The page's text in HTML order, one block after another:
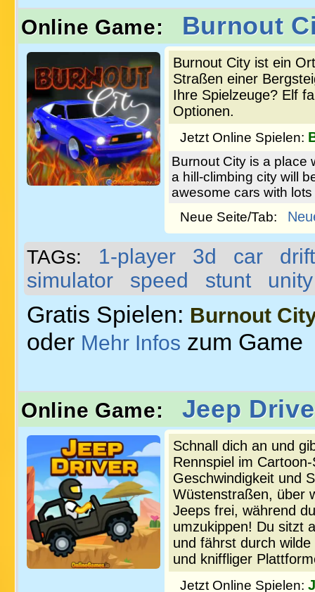
Online Game: Burnout
Burnout City ist ein
Straßen einer
Ihre Spielzeuge? Elf
Optionen.
Jetzt Online Spielen:
Burnout City is a place
a hill-climbing city will
awesome cars with
Neue Seite/Tab:
TAGs: 1-player 3d car
drift
simulator
speed stunt unity
Gratis Spielen: Burnout
oder Mehr Infos zum Game
Online Game: Jeep
Schnall dich an und
Rennspiel im
Geschwindigkeit und
Wüstenstraßen, über
Jeeps frei, während
umzukippen! Du sitzt
und fährst durch
und kniffliger
Jetzt Online Spielen: